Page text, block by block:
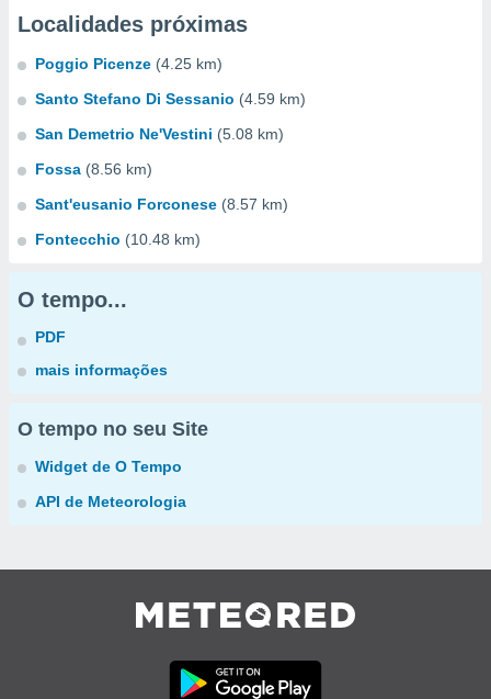
Localidades próximas
Poggio Picenze (4.25 km)
Santo Stefano Di Sessanio (4.59 km)
San Demetrio Ne'Vestini (5.08 km)
Fossa (8.56 km)
Sant'eusanio Forconese (8.57 km)
Fontecchio (10.48 km)
O tempo...
PDF
mais informações
O tempo no seu Site
Widget de O Tempo
API de Meteorologia